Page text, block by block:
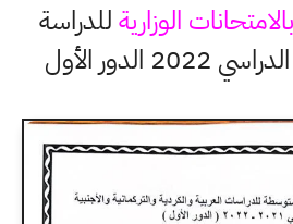
الوزاريةللدراسة
الدور الأول